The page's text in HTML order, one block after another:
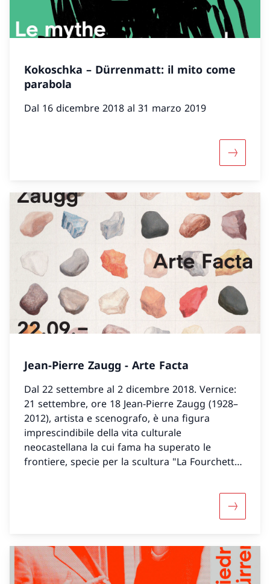
Kokoschka – Dürrenmatt: il mito come
parabola
Dal 16 dicembre 2018 al 31 marzo 2019
Jean-Pierre Zaugg - Arte Facta
Dal 22 settembre al 2 dicembre 2018. Vernice:
21 settembre, ore 18 Jean-Pierre Zaugg (1928–
2012), artista e scenografo, è una figura
imprescindibile della vita culturale
neocastellana la cui fama ha superato le
frontiere, specie per la scultura "La Fourchette"
Maggiori